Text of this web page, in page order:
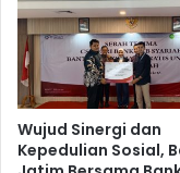
Wujud Sinergi dan
Kepedulian Sosial,